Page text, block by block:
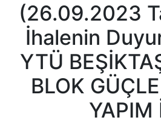
(26.09.2023
İhalenin
YTÜ
BLOK
YAPIM